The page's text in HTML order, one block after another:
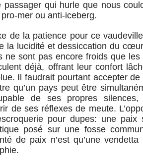
passager qui hurle que nous
mer ou anti-iceberg.
de la patience pour ce
la lucidité et dessiccation du
ne sont pas encore froids que
déjà, offrant leur confort
Il faudrait pourtant accepter
qu’un pays peut être
de ses propres
de ses réflexes de meute.
pour dupes: une paix
posé sur une fosse
de paix n’est qu’une vendetta